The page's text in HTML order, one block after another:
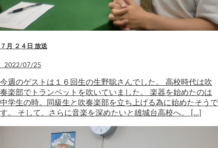
７月 ２４日 放送
2022/07/25
今週のゲストは１６回生の生野聡さんでした。 高校時代は吹
奏楽部でトランペットを吹いていました。 楽器を始めたのは
中学生の時。同級生と吹奏楽部を立ち上げる為に始めたそうで
す。 そして、さらに音楽を深めたいと雄城台高校へ。 […]